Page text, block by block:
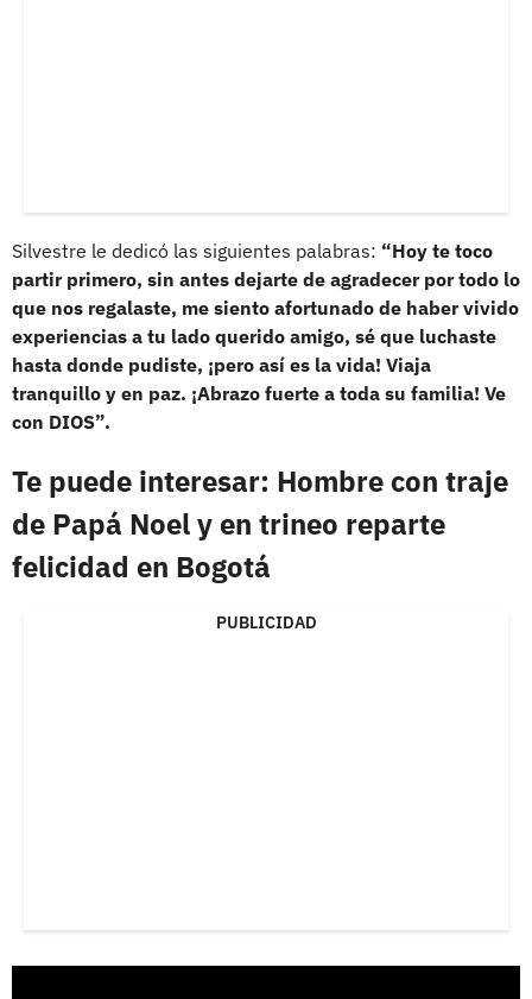
Silvestre le dedicó las siguientes palabras: “Hoy te toco
partir primero, sin antes dejarte de agradecer por todo lo
que nos regalaste, me siento afortunado de haber vivido
experiencias a tu lado querido amigo, sé que luchaste
hasta donde pudiste, ¡pero así es la vida! Viaja
tranquillo y en paz. ¡Abrazo fuerte a toda su familia! Ve
con DIOS”.
Te puede interesar: Hombre con traje
de Papá Noel y en trineo reparte
felicidad en Bogotá
PUBLICIDAD